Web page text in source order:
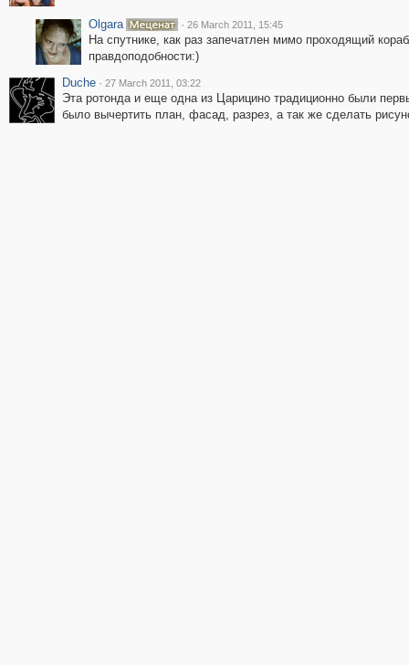
Olgara · 26 March 2011, 15:45
На спутнике, как раз запечатлен мимо проходящий
правдоподобности:)
Duche · 27 March 2011, 03:22
Эта ротонда и еще одна из Царицино традиционно были
было вычертить план, фасад, разрез, а так же сделать